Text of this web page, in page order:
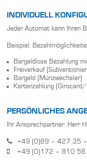
INDIVIDUELL
Jeder Automat kann Ihren
Beispiel:
Bargeldlose Bezahlung
Freiverkauf
Bargeld (Münzwechsler)
Kartenzahlung
PERSÖNLICHES
Ihr Ansprechpartner: Herr
+49 (0)89 – 427 35
+49 (0)172 – 810 58